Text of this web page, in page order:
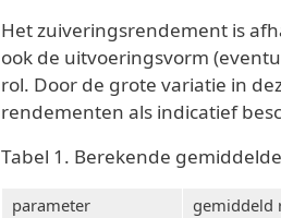
Het zuiveringsrendement is
ook de uitvoeringsvorm
rol. Door de grote variatie in
rendementen als indicatief
Tabel 1. Berekende
parameter gemiddeld